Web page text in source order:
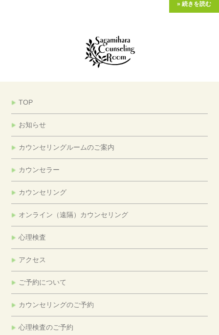
» 続きを読む
TOP
お知らせ
カウンセリングルームのご案内
カウンセラー
カウンセリング
オンライン（遠隔）カウンセリング
心理検査
アクセス
ご予約について
カウンセリングのご予約
心理検査のご予約